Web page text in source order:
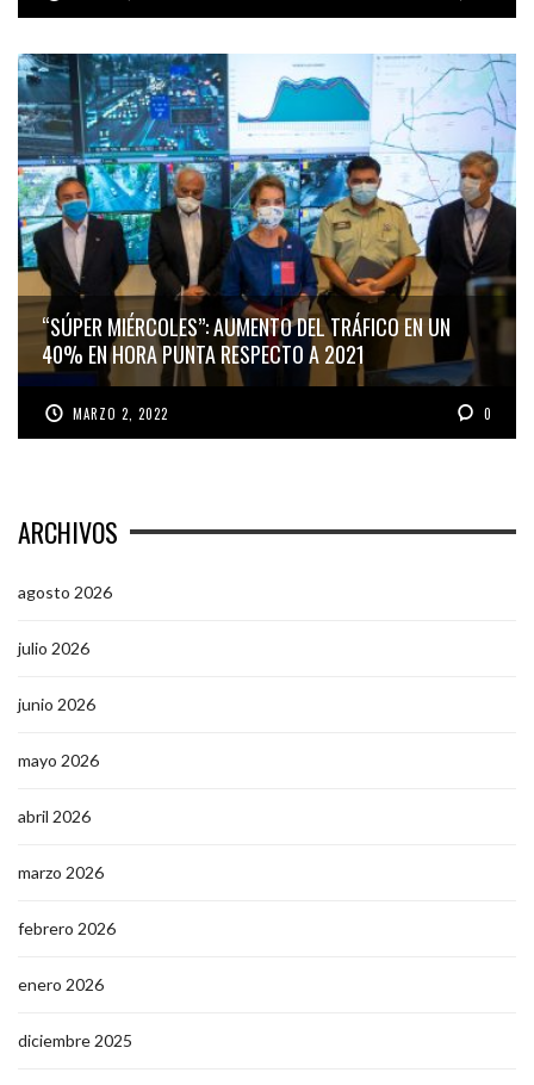
“SÚPER MIÉRCOLES”: AUMENTO DEL TRÁFICO EN UN
40% EN HORA PUNTA RESPECTO A 2021
MARZO 2, 2022 0
ARCHIVOS
agosto 2026
julio 2026
junio 2026
mayo 2026
abril 2026
marzo 2026
febrero 2026
enero 2026
diciembre 2025